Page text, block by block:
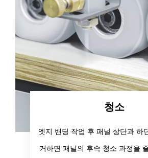
청소
엣지 밴딩 작업 후 패널 상단과 하
거하면 패널의 후속 청소 과정을